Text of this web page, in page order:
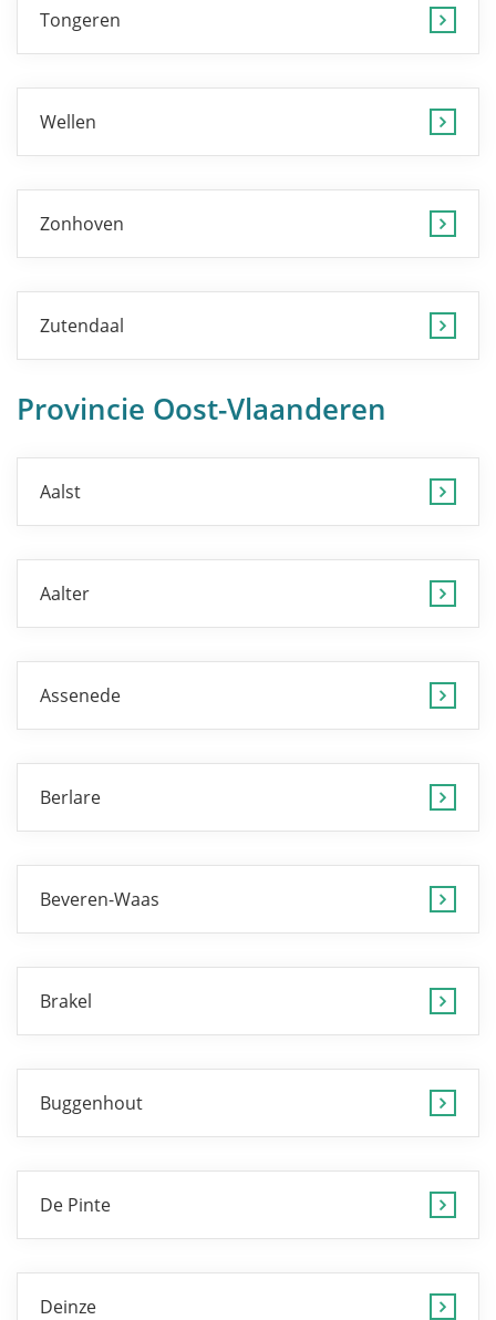
Tongeren
Wellen
Zonhoven
Zutendaal
Provincie Oost-Vlaanderen
Aalst
Aalter
Assenede
Berlare
Beveren-Waas
Brakel
Buggenhout
De Pinte
Deinze